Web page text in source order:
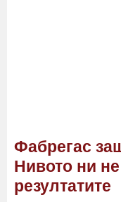
Фабрегас
Нивото ни
резултатите